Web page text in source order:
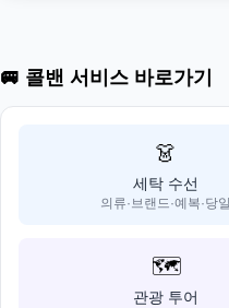
🚐 콜밴 서비스 바로가기
👗
세탁 수선
의류·브랜드·예복·당일
🗺️
관광 투어